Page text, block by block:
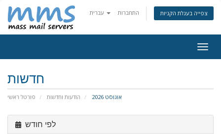
התחברות צפייה בעגלת הקניות
ניווט
חדשות
פורטל ראשי הודעות וחדשות אוגוסט 2026
לפי חודש